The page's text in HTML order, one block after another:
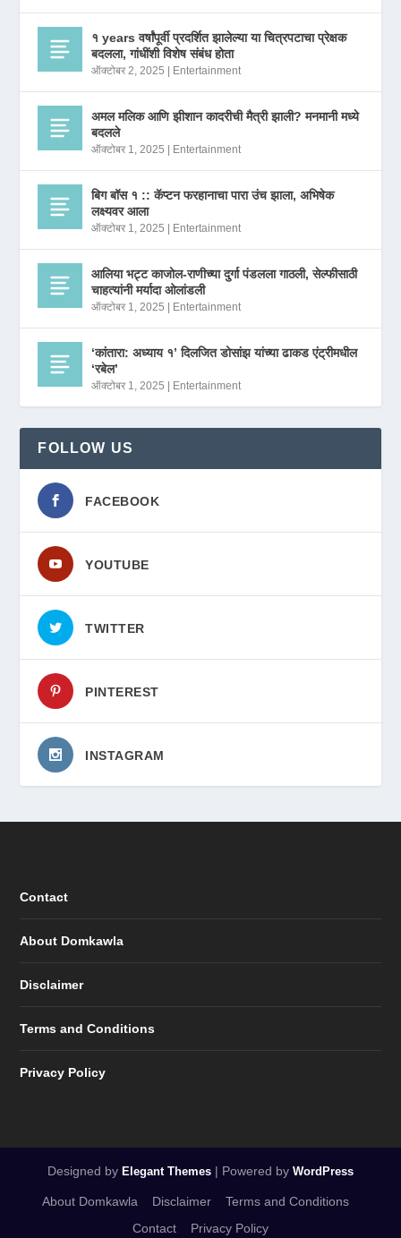
१ years वर्षांपूर्वी प्रदर्शित झालेल्या या चित्रपटाचा प्रेक्षक
बदलला, गांधींशी विशेष संबंध होता
ऑक्टोबर 2, 2025 Entertainment
अमल मलिक आणि झीशान कादरीची मैत्री झाली? मनमानी मध्ये
बदलले
ऑक्टोबर 1, 2025 Entertainment
बिग बॉस १ :: कॅप्टन फरहानाचा पारा उंच झाला, अभिषेक
लक्ष्यवर आला
ऑक्टोबर 1, 2025 Entertainment
आलिया भट्ट काजोल-राणीच्या दुर्गा पंडलला गाठली, सेल्फीसाठी
चाहत्यांनी मर्यादा ओलांडली
ऑक्टोबर 1, 2025 Entertainment
‘कांतारा: अध्याय १’ दिलजित डोसांझ यांच्या ढाकड एंट्रीमधील
‘रबेल’
ऑक्टोबर 1, 2025 Entertainment
FOLLOW US
FACEBOOK
YOUTUBE
TWITTER
PINTEREST
INSTAGRAM
Contact
About Domkawla
Disclaimer
Terms and Conditions
Privacy Policy
Designed by Elegant Themes | Powered by WordPress
About Domkawla Disclaimer
Terms and Conditions
Contact
Privacy Policy